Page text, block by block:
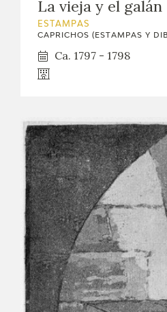
La vieja y el galán
ESTAMPAS
CAPRICHOS (ESTAMPAS Y
Ca. 1797 - 1798